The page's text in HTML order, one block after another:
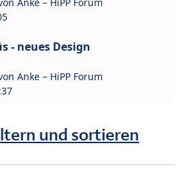
- neues Design
Anke – HiPP Forum
und sortieren